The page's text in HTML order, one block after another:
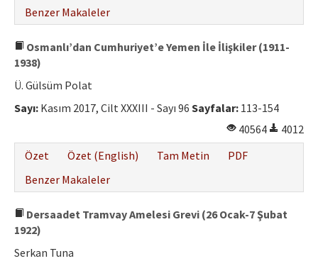
Benzer Makaleler
Osmanlı’dan Cumhuriyet’e Yemen İle İlişkiler (1911-
1938)
Ü. Gülsüm Polat
Sayı: Kasım 2017, Cilt XXXIII - Sayı 96 Sayfalar: 113-154
40564
4012
Özet
Özet (English) Tam Metin
PDF
Benzer Makaleler
Dersaadet Tramvay Amelesi Grevi (26 Ocak-7 Şubat
1922)
Serkan Tuna